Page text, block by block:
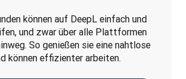
können auf DeepL einfach und
und zwar über alle Plattformen
So genießen sie eine nahtlose
können effizienter arbeiten.